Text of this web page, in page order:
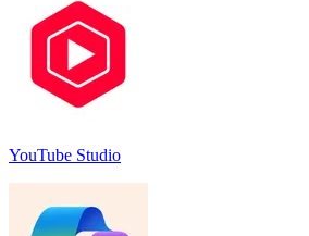
YouTube Studio